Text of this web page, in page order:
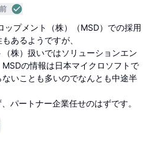
ップメント（株）（MSD）での採用
あるようですが、
株）扱いではソリューションエン
の情報は日本マイクロソフトで
いことも多いのでなんとも中途半
パートナー企業任せのはずです。